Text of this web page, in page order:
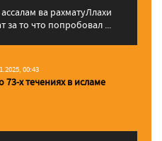
за то что попробовал ...
00:43
х течениях в исламе